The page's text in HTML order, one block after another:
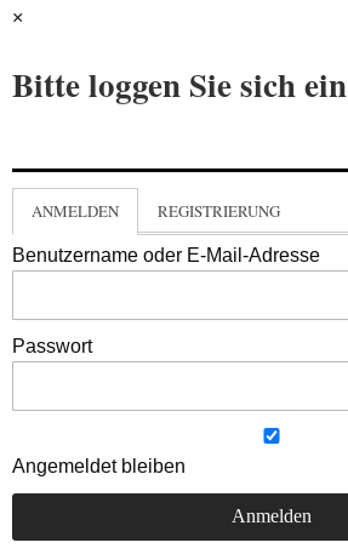
×
Bitte loggen Sie sich ein
ANMELDEN REGISTRIERUNG
Benutzername oder E-Mail-Adresse
Passwort
Angemeldet bleiben